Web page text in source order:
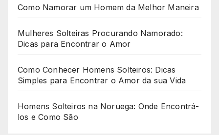
Como Namorar um Homem da Melhor Maneira
Mulheres Solteiras Procurando Namorado:
Dicas para Encontrar o Amor
Como Conhecer Homens Solteiros: Dicas
Simples para Encontrar o Amor da sua Vida
Homens Solteiros na Noruega: Onde Encontrá-
los e Como São